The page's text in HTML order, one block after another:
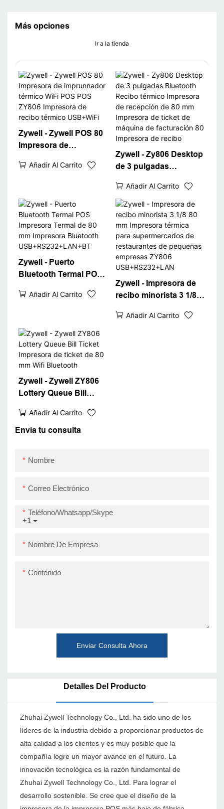
Más opciones
Ir a la tienda
Zywell - Zywell POS 80
Impresora de
WiFi POS POS ZY806
Añadir Al Carrito
Zywell - Zy806 Desktop
de 3 pulgadas
térmico Impresora de
recepción de 80 mm
Impresora de ticket de
máquina de facturación
80 Impresora de recibo
Añadir Al Carrito
Zywell - Puerto
Bluetooth Termal POS
mm Impresora
Añadir Al Carrito
Zywell - Impresora de
recibo minorista 3 1/8
térmica para
Añadir Al Carrito
Zywell - Zywell ZY806
Lottery Queue Bill
ticket de 80 mm Wifi
Bluetooth
Añadir Al Carrito
Envía tu consulta
Nombre
Correo Electrónico
+1
Teléfono/whatsapp/skype
Nombre De Empresa
Contenido
Enviar Consulta Ahora
Detalles Del Producto
Zhuhai Zywell Technology Co., Ltd. ha sido uno de los
líderes de la industria debido a proporcionar productos de
alta calidad a los clientes y es muy posible que la
compañía logre un mayor avance en el futuro. La
innovación tecnológica es la razón fundamental de
Zhuhai Zywell Technology Co., Ltd. Para lograr el
desarrollo sostenible. Se cree que el diseño de la